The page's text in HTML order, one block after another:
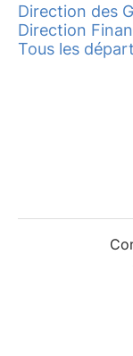
Direction des
Direction
Tous les